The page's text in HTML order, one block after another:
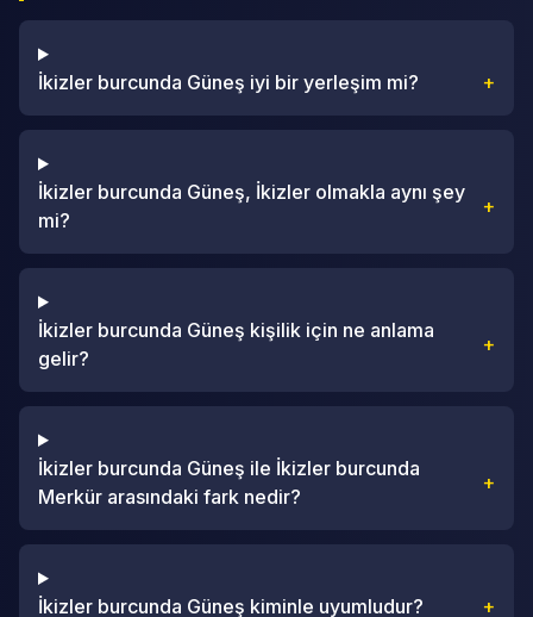
İkizler burcunda Güneş iyi bir yerleşim mi? +
İkizler burcunda Güneş, İkizler olmakla aynı şey
mi?
+
İkizler burcunda Güneş kişilik için ne anlama
gelir?
+
İkizler burcunda Güneş ile İkizler burcunda
Merkür arasındaki fark nedir?
+
İkizler burcunda Güneş kiminle uyumludur? +